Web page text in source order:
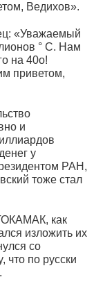
Ведихов».
«Уважаемый
° C. Нам
на 40о!
приветом,
и
у
РАН,
тоже стал
как
изложить их
со
что по русски